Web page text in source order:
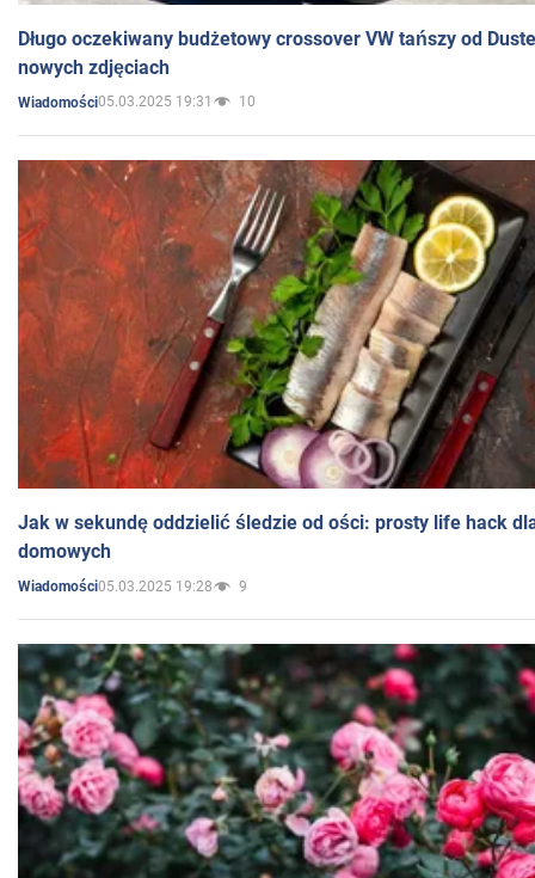
Długo oczekiwany budżetowy crossover VW tańszy od
nowych zdjęciach
Wiadomości05.03.2025 19:31 10
Jak w sekundę oddzielić śledzie od ości: prosty life hack
domowych
Wiadomości05.03.2025 19:28 9